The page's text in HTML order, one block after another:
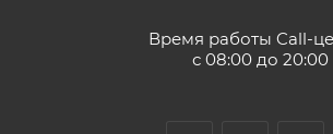
Время работы Call-
с 08:00 до 20:00